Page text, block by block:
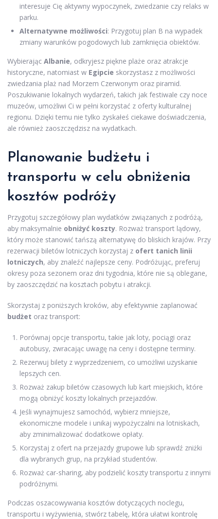
interesuje Cię aktywny wypoczynek, zwiedzanie czy relaks w
parku.
Alternatywne możliwości: Przygotuj plan B na wypadek
zmiany warunków pogodowych lub zamknięcia obiektów.
Wybierając Albanie, odkryjesz piękne plaże oraz atrakcje
historyczne, natomiast w Egipcie skorzystasz z możliwości
zwiedzania plaż nad Morzem Czerwonym oraz piramid.
Poszukiwanie lokalnych wydarzeń, takich jak festiwale czy noce
muzeów, umożliwi Ci w pełni korzystać z oferty kulturalnej
regionu. Dzięki temu nie tylko zyskałeś ciekawe doświadczenia,
ale również zaoszczędzisz na wydatkach.
Planowanie budżetu i
transportu w celu obniżenia
kosztów podróży
Przygotuj szczegółowy plan wydatków związanych z podróżą,
aby maksymalnie obniżyć koszty. Rozważ transport lądowy,
który może stanowić tańszą alternatywę do bliskich krajów. Przy
rezerwacji biletów lotniczych korzystaj z ofert tanich linii
lotniczych, aby znaleźć najlepsze ceny. Podróżując, preferuj
okresy poza sezonem oraz dni tygodnia, które nie są oblegane,
by zaoszczędzić na kosztach pobytu i atrakcji.
Skorzystaj z poniższych kroków, aby efektywnie zaplanować
budżet oraz transport:
Porównaj opcje transportu, takie jak loty, pociągi oraz
autobusy, zwracając uwagę na ceny i dostępne terminy.
Rezerwuj bilety z wyprzedzeniem, co umożliwi uzyskanie
lepszych cen.
Rozważ zakup biletów czasowych lub kart miejskich, które
mogą obniżyć koszty lokalnych przejazdów.
Jeśli wynajmujesz samochód, wybierz mniejsze,
ekonomiczne modele i unikaj wypożyczalni na lotniskach,
aby zminimalizować dodatkowe opłaty.
Korzystaj z ofert na przejazdy grupowe lub sprawdź zniżki
dla wybranych grup, na przykład studentów.
Rozważ car-sharing, aby podzielić koszty transportu z innymi
podróżnymi.
Podczas oszacowywania kosztów dotyczących noclegu,
transportu i wyżywienia, stwórz tabelę, która ułatwi kontrolę